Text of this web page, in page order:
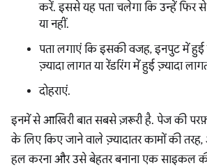
करें. इससे यह पता चलेगा कि उन्हें फिर से
या नहीं.
पता लगाएं कि इसकी वजह, इनपुट में
ज़्यादा लागत या रेंडरिंग में हुई ज़्यादा
दोहराएं.
इनमें से आखिरी बात सबसे ज़रूरी है. पेज की
के लिए किए जाने वाले ज़्यादातर कामों की
हल करना और उसे बेहतर बनाना एक साइकल